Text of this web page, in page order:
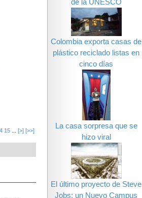
15 [>] [>>]
de la UNESCO
Colombia exporta casas de
plástico reciclado listas en
cinco días
La casa sorpresa que se
hizo viral
El último proyecto de Steve
Jobs: un Nuevo Campus